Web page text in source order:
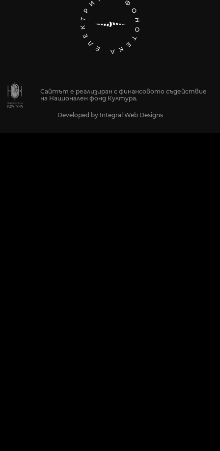
Сайтът е реализиран с финансовото съдействие
на Национален фонд Култура.
Developed by Integral Web Designs